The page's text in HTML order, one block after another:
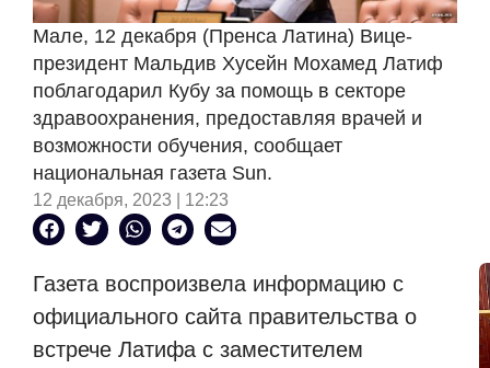
Мале, 12 декабря (Пренса Латина) Вице-
президент Мальдив Хусейн Мохамед Латиф
поблагодарил Кубу за помощь в секторе
здравоохранения, предоставляя врачей и
возможности обучения, сообщает
национальная газета Sun.
12 декабря, 2023 | 12:23
Газета воспроизвела информацию с
официального сайта правительства о
встрече Латифа с заместителем